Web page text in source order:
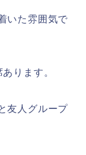
いた雰囲気で
ります。
友人グループ